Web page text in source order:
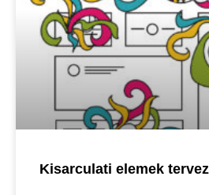
Kisarculati elemek